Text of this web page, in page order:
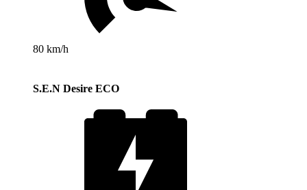
80 km/h
S.E.N Desire ECO